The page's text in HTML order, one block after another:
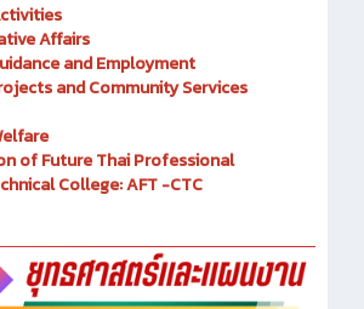
Affairs
and Employment
and Community Services
of Future Thai Professional
College: AFT -CTC